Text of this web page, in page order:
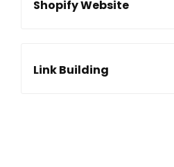
Shopify Website
Link Building